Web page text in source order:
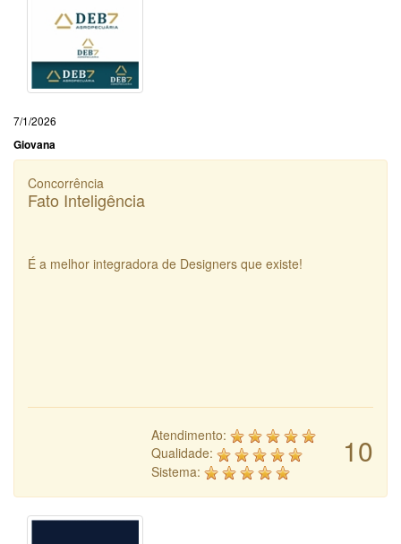
7/1/2026
Giovana
Concorrência
Fato Inteligência
É a melhor integradora de Designers que existe!
10
Atendimento:
Qualidade:
Sistema: